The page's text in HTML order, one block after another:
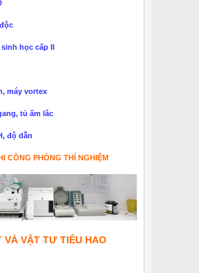
học cấp II
máy vortex
tủ ấm lắc
độ dẫn
CÔNG PHÒNG THÍ NGHIỆM
VÀ VẬT TƯ TIÊU HAO